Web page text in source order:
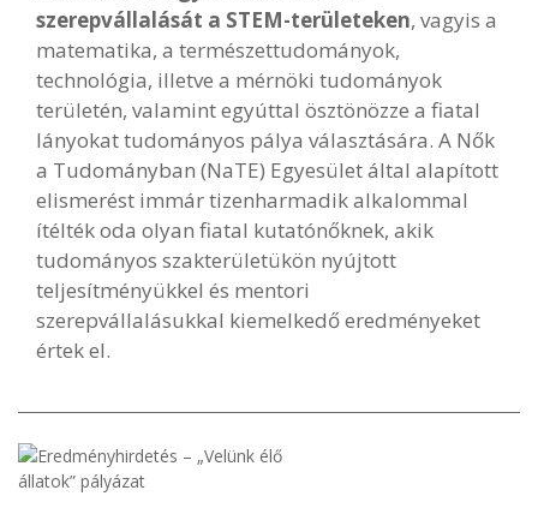
szerepvállalását a STEM-területeken, vagyis a
matematika, a természettudományok,
technológia, illetve a mérnöki tudományok
területén, valamint egyúttal ösztönözze a fiatal
lányokat tudományos pálya választására. A Nők
a Tudományban (NaTE) Egyesület által alapított
elismerést immár tizenharmadik alkalommal
ítélték oda olyan fiatal kutatónőknek, akik
tudományos szakterületükön nyújtott
teljesítményükkel és mentori
szerepvállalásukkal kiemelkedő eredményeket
értek el.